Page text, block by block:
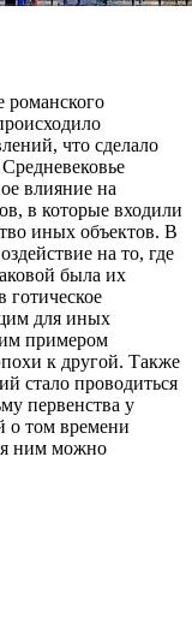
романского
что сделало
влияние на
в которые входили
иных объектов. В
на то, где
была их
готическое
для иных
примером
к другой. Также
стало проводиться
первенства у
о том времени
ним можно